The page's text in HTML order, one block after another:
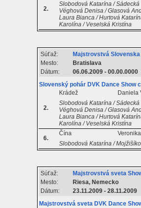
2.
Slobodová Katarína /
Véghová Denisa / Glasová
Laura Bianca / Hurtová
Karolína / Veselská Kristína
Súťaž:
Majstrovstvá Slovenska
Mesto:
Bratislava
Dátum:
06.06.2009 - 00.00.0000
Slovenský pohár DVK Dance Show
2.
Krádež
Daniela
Slobodová Katarína /
Véghová Denisa / Glasová
Laura Bianca / Hurtová
Karolína / Veselská Kristína
6.
Čína
Slobodová Katarína /
Súťaž:
Majstrovstvá sveta
Mesto:
Riesa, Nemecko
Dátum:
23.11.2009 - 28.11.2009
Majstrovstvá sveta DVK Dance